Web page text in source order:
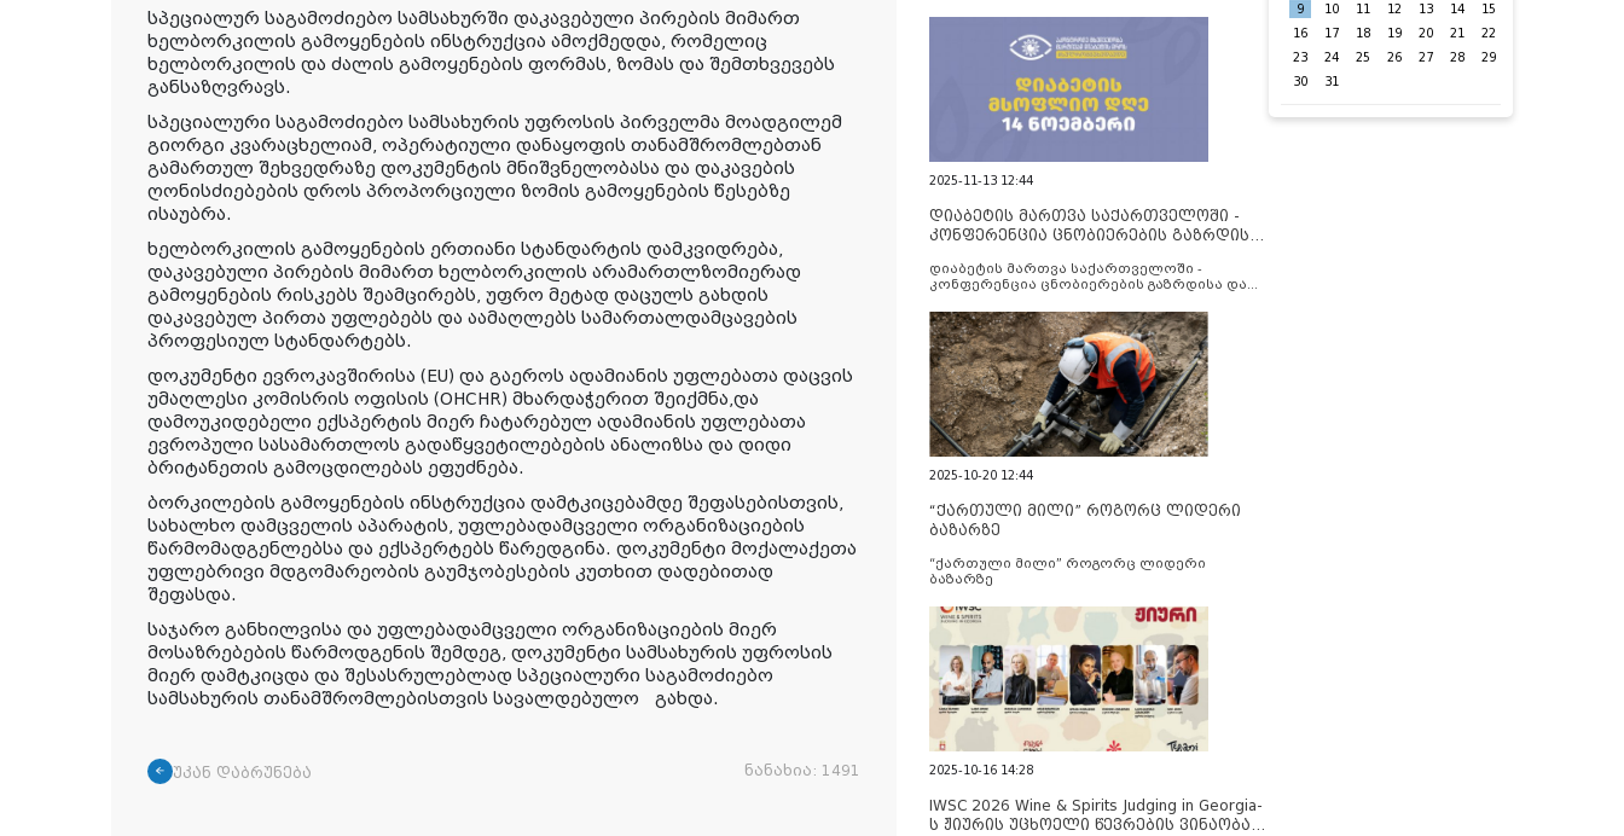
სპეციალურ საგამოძიებო სამსახურში დაკავებული პირების მიმართ
ხელბორკილის გამოყენების ინსტრუქცია ამოქმედდა, რომელიც
ხელბორკილის და ძალის გამოყენების ფორმას, ზომას და შემთხვევებს
განსაზღვრავს.
სპეციალური საგამოძიებო სამსახურის უფროსის პირველმა მოადგილემ
გიორგი კვარაცხელიამ, ოპერატიული დანაყოფის თანამშრომლებთან
გამართულ შეხვედრაზე დოკუმენტის მნიშვნელობასა და დაკავების
ღონისძიებების დროს პროპორციული ზომის გამოყენების წესებზე
ისაუბრა.
ხელბორკილის გამოყენების ერთიანი სტანდარტის დამკვიდრება,
დაკავებული პირების მიმართ ხელბორკილის არამართლზომიერად
გამოყენების რისკებს შეამცირებს, უფრო მეტად დაცულს გახდის
დაკავებულ პირთა უფლებებს და აამაღლებს სამართალდამცავების
პროფესიულ სტანდარტებს.
დოკუმენტი ევროკავშირისა (EU) და გაეროს ადამიანის უფლებათა დაცვის
უმაღლესი კომისრის ოფისის (OHCHR) მხარდაჭერით შეიქმნა,და
დამოუკიდებელი ექსპერტის მიერ ჩატარებულ ადამიანის უფლებათა
ევროპული სასამართლოს გადაწყვეტილებების ანალიზსა და დიდი
ბრიტანეთის გამოცდილებას ეფუძნება.
ბორკილების გამოყენების ინსტრუქცია დამტკიცებამდე შეფასებისთვის,
სახალხო დამცველის აპარატის, უფლებადამცველი ორგანიზაციების
წარმომადგენლებსა და ექსპერტებს წარედგინა. დოკუმენტი მოქალაქეთა
უფლებრივი მდგომარეობის გაუმჯობესების კუთხით დადებითად
შეფასდა.
საჯარო განხილვისა და უფლებადამცველი ორგანიზაციების მიერ
მოსაზრებების წარმოდგენის შემდეგ, დოკუმენტი სამსახურის უფროსის
მიერ დამტკიცდა და შესასრულებლად სპეციალური საგამოძიებო
სამსახურის თანამშრომლებისთვის სავალდებულო
გახდა.
უკან დაბრუნება ნანახია: 1491
2025-11-13 12:44
დიაბეტის მართვა საქართველოში -
კონფერენცია ცნობიერების გაზრდისა
დიაბეტის მართვა საქართველოში -
კონფერენცია ცნობიერების გაზრდისა და
2025-10-20 12:44
“ქართული მილი” როგორც ლიდერი
ბაზარზე
“ქართული მილი” როგორც ლიდერი
ბაზარზე
2025-10-16 14:28
IWSC 2026 Wine & Spirits Judging in Georgia-
ს ჟიურის უცხოელი წევრების ვინაობა
9
10 11 12 13 14
15
16
17 18 19 20 21
22
23
24 25 26 27 28
29
30
31